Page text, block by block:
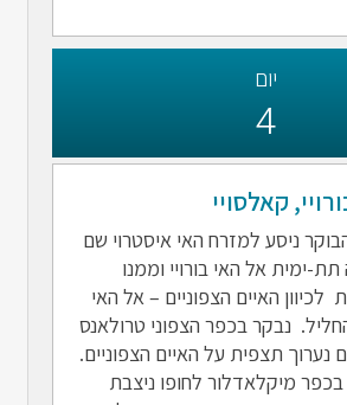
יום
4
קאלסויי
ניסע למזרח האי איסטרוי שם
ימית אל האי בורויי וממנו
לכיוון האיים הצפוניים – אל האי
נבקר בכפר הצפוני טרולאנס
תצפית על האיים הצפוניים.
מיקלאדלור לחופו ניצבת